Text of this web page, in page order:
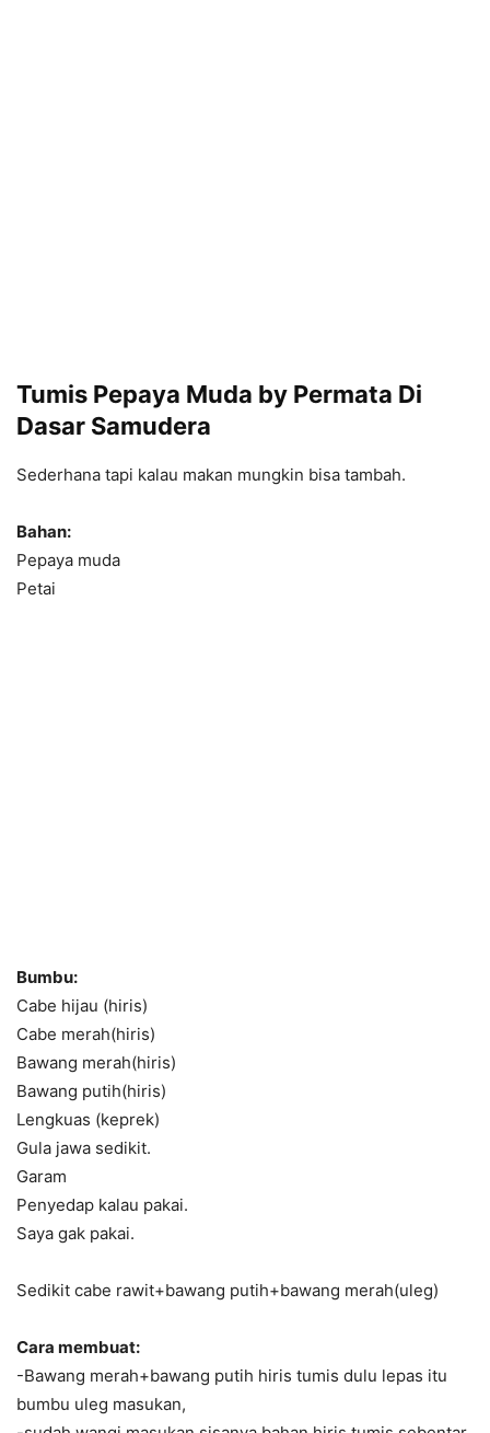
Tumis Pepaya Muda by Permata Di
Dasar Samudera
Sederhana tapi kalau makan mungkin bisa tambah.
Bahan:
Pepaya muda
Petai
Bumbu:
Cabe hijau (hiris)
Cabe merah(hiris)
Bawang merah(hiris)
Bawang putih(hiris)
Lengkuas (keprek)
Gula jawa sedikit.
Garam
Penyedap kalau pakai.
Saya gak pakai.
Sedikit cabe rawit+bawang putih+bawang merah(uleg)
Cara membuat:
-Bawang merah+bawang putih hiris tumis dulu lepas itu
bumbu uleg masukan,